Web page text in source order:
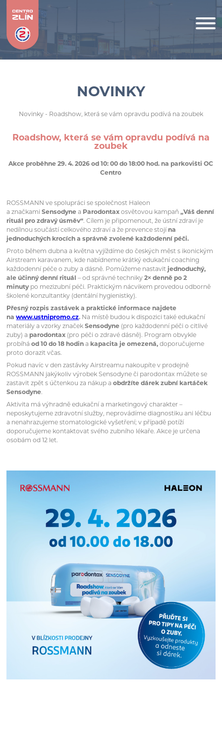
NOVINKY
Novinky - Roadshow, která se vám opravdu podívá na zoubek
Roadshow, která se vám opravdu podívá na
zoubek
Akce proběhne 29. 4. 2026 od 10: 00 do 18:00 hod. na parkovišti OC
Centro
ROSSMANN ve spolupráci se společnost Haleon
a značkamiSensodyne a Parodontax osvětovou kampaň„Váš denní
rituál pro zdravý úsměv“. Cílem je připomenout, že ústní zdraví je
nedílnou součástí celkového zdraví a že prevence stojí
na
jednoduchých krocích a správně zvolené každodenní péči.
Proto během dubna a května vyjíždíme do českých měst s ikonickým
Airstream karavanem, kde nabídneme krátký edukační coaching
každodenní péče o zuby a dásně. Pomůžeme nastavit jednoduchý,
ale účinný denní rituál
– od správné techniky2× denně po 2
minutypo mezizubní péči. Praktickým nácvikem provedou odborně
školené konzultantky (dentální hygienistky).
Přesný rozpis zastávek a praktické informace najdete
nawww.ustnipromo.cz. Na místě budou k dispozici také edukační
materiály a vzorky značekSensodyne (pro každodenní péči o citlivé
zuby) a parodontax (pro péči o zdravé dásně). Program obvykle
probíháod 10 do 18 hodin a kapacita je omezená,doporučujeme
proto dorazit včas.
Pokud navíc v den zastávky Airstreamu nakoupíte v prodejně
ROSSMANN jakýkoliv výrobek Sensodyne či parodontax můžete se
zastavit zpět s účtenkou za nákup aobdržíte dárek zubní kartáček
Sensodyne.
Aktivita má výhradně edukační a marketingový charakter –
neposkytujeme zdravotní služby, neprovádíme diagnostiku ani léčbu
a nenahrazujeme stomatologické vyšetření; v případě potíží
doporučujeme kontaktovat svého zubního lékaře. Akce je určena
osobám od 12 let.